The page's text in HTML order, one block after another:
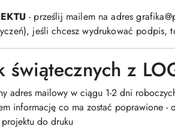
- prześlij mailem na adres
jeśli chcesz wydrukować podpis,
z
adres mailowy w ciągu 1-2 dni
informację co ma zostać poprawione -
do druku